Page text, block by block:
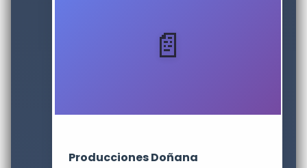
Producciones Doñana